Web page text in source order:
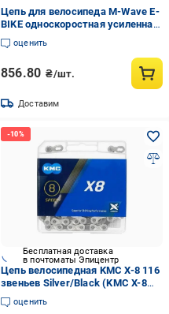
Цепь для велосипеда M-Wave E-
BIKE односкоростная усиленная
для электровелосипеда
оценить
856.80 ₴/шт.
Доставим
Бесплатная доставка
в почтоматы Эпицентр
Цепь велосипедная KMC X-8 116
звеньев Silver/Black (KMC X-8
116)
оценить